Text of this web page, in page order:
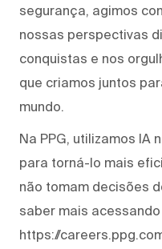
segurança, agimos
nossas perspectivas
conquistas e nos
que criamos juntos
mundo.
Na PPG, utilizamos IA
para torná-lo mais
não tomam decisões
saber mais acessando
https://